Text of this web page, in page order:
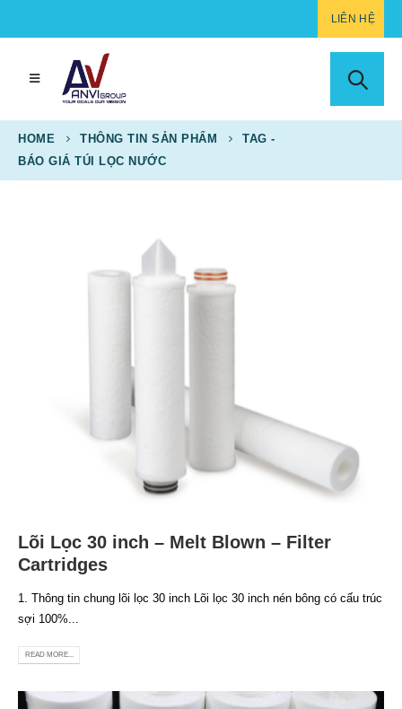
LIÊN HỆ
HOME THÔNG TIN SẢN PHẨM
TAG -
BÁO GIÁ TÚI LỌC NƯỚC
Lõi Lọc 30 inch – Melt Blown – Filter
Cartridges
1. Thông tin chung lõi lọc 30 inch Lõi lọc 30 inch nén bông có cấu trúc
sợi 100%...
READ MORE...